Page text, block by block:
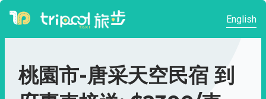
English
桃園市-唐采天空民宿 到